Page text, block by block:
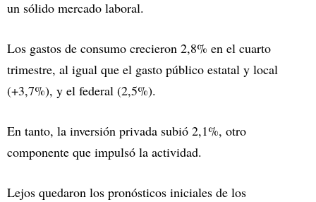
un sólido mercado laboral.
Los gastos de consumo crecieron 2,8% en el cuarto
trimestre, al igual que el gasto público estatal y local
(+3,7%), y el federal (2,5%).
En tanto, la inversión privada subió 2,1%, otro
componente que impulsó la actividad.
Lejos quedaron los pronósticos iniciales de los